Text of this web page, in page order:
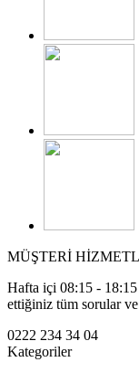
MÜŞTERİ
Hafta içi 08:15 - 18:15
ettiğiniz tüm sorular
0222 234 34 04
Kategoriler